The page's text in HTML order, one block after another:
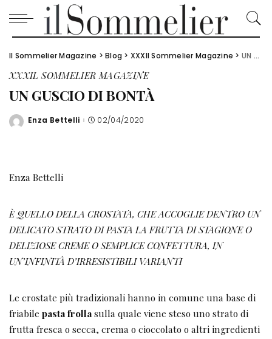
Il Sommelier Magazine >Blog > XXXIl Sommelier Magazine > UN GUSCIO DI BONTÀ
XXXIL SOMMELIER MAGAZINE
UN GUSCIO DI BONTÀ
Posted
Enza Bettelli 02/04/2020
Enza Bettelli
È QUELLO DELLA CROSTATA, CHE ACCOGLIE DENTRO UN
DELICATO STRATO DI PASTA LA FRUTTA DI STAGIONE O
DELIZIOSE CREME O SEMPLICE CONFETTURA, IN
UN’INFINITÀ D’IRRESISTIBILI VARIANTI
Le crostate più tradizionali hanno in comune una base di
friabile pasta frollasulla quale viene steso uno strato di
frutta fresca o secca, crema o cioccolato o altri ingredienti